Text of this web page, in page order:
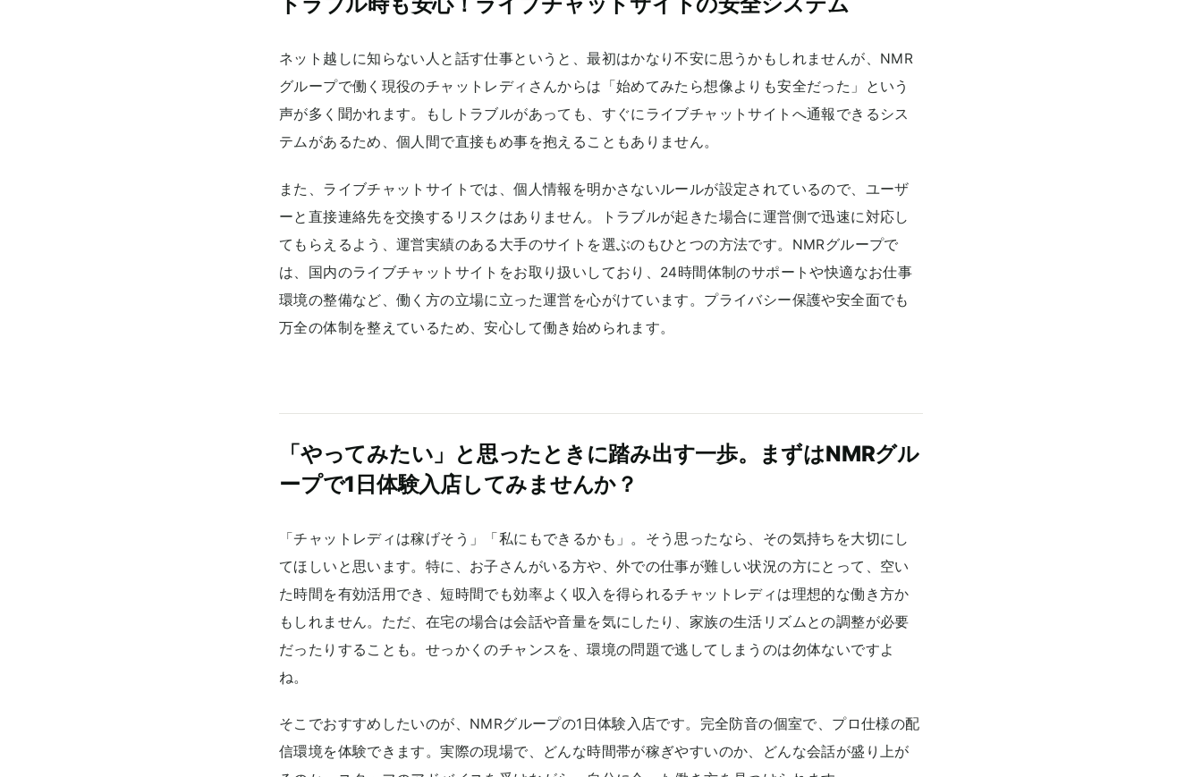
ネット越しに知らない人と話す仕事というと、最初はかなり不安に思うかもしれませんが、NMR
グループで働く現役のチャットレディさんからは「始めてみたら想像よりも安全だった」という
声が多く聞かれます。もしトラブルがあっても、すぐにライブチャットサイトへ通報できるシス
テムがあるため、個人間で直接もめ事を抱えることもありません。
また、ライブチャットサイトでは、個人情報を明かさないルールが設定されているので、ユーザ
ーと直接連絡先を交換するリスクはありません。トラブルが起きた場合に運営側で迅速に対応し
てもらえるよう、運営実績のある大手のサイトを選ぶのもひとつの方法です。NMRグループで
は、国内のライブチャットサイトをお取り扱いしており、24時間体制のサポートや快適なお仕事
環境の整備など、働く方の立場に立った運営を心がけています。プライバシー保護や安全面でも
万全の体制を整えているため、安心して働き始められます。
「やってみたい」と思ったときに踏み出す一歩。まずはNMRグル
ープで1日体験入店してみませんか？
「チャットレディは稼げそう」「私にもできるかも」。そう思ったなら、その気持ちを大切にし
てほしいと思います。特に、お子さんがいる方や、外での仕事が難しい状況の方にとって、空い
た時間を有効活用でき、短時間でも効率よく収入を得られるチャットレディは理想的な働き方か
もしれません。ただ、在宅の場合は会話や音量を気にしたり、家族の生活リズムとの調整が必要
だったりすることも。せっかくのチャンスを、環境の問題で逃してしまうのは勿体ないですよ
ね。
そこでおすすめしたいのが、NMRグループの1日体験入店です。完全防音の個室で、プロ仕様の配
信環境を体験できます。実際の現場で、どんな時間帯が稼ぎやすいのか、どんな会話が盛り上が